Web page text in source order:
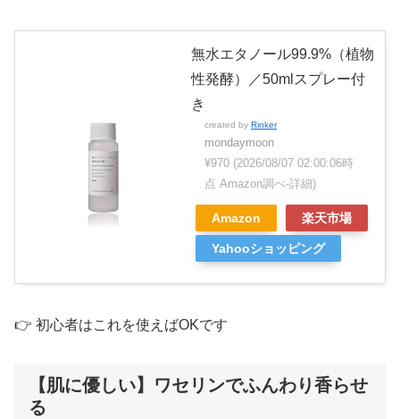
無水エタノール99.9%（植物
性発酵）／50mlスプレー付
き
created by Rinker
mondaymoon
¥970 (2026/08/07 02:00:06時
点 Amazon調べ-詳細)
Amazon 楽天市場
Yahooショッピング
👉 初心者はこれを使えばOKです
【肌に優しい】ワセリンでふんわり香らせ
る